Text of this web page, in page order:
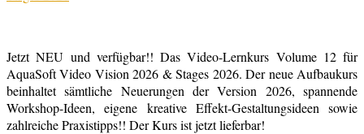
Jetzt NEU und verfügbar!! Das Video-Lernkurs Volume 12 für
AquaSoft Video Vision 2026 & Stages 2026. Der neue Aufbaukurs
beinhaltet sämtliche Neuerungen der Version 2026, spannende
Workshop-Ideen, eigene kreative Effekt-Gestaltungsideen sowie
zahlreiche Praxistipps!! Der Kurs ist jetzt lieferbar!